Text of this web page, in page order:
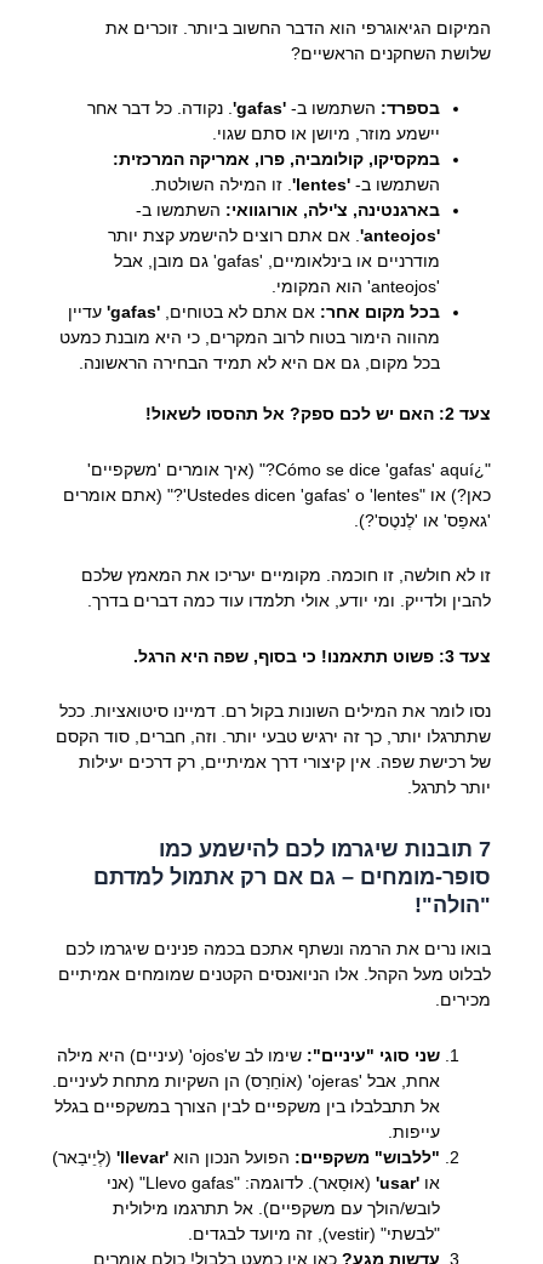
המיקום הגיאוגרפי הוא הדבר החשוב ביותר. זוכרים את
שלושת השחקנים הראשיים?
בספרד: השתמשו ב- 'gafas'
. נקודה. כל דבר אחר
יישמע מוזר, מיושן או סתם שגוי.
במקסיקו, קולומביה, פרו, אמריקה המרכזית:
השתמשו ב- 'lentes'
. זו המילה השולטת.
בארגנטינה, צ'ילה, אורוגוואי: השתמשו ב-
'anteojos'
. אם אתם רוצים להישמע קצת יותר
מודרניים או בינלאומיים, 'gafas' גם מובן, אבל
'anteojos' הוא המקומי.
בכל מקום אחר: אם אתם לא בטוחים, 'gafas'
עדיין
מהווה הימור בטוח לרוב המקרים, כי היא מובנת כמעט
בכל מקום, גם אם היא לא תמיד הבחירה הראשונה.
צעד 2: האם יש לכם ספק? אל תהססו לשאול!
"¿Cómo se dice 'gafas' aquí?" (איך אומרים 'משקפיים'
כאן?) או "Ustedes dicen 'gafas' o 'lentes'?" (אתם אומרים
'גאפַס' או 'לֶנטֶס'?).
זו לא חולשה, זו חוכמה. מקומיים יעריכו את המאמץ שלכם
להבין ולדייק. ומי יודע, אולי תלמדו עוד כמה דברים בדרך.
צעד 3: פשוט תתאמנו! כי בסוף, שפה היא הרגל.
נסו לומר את המילים השונות בקול רם. דמיינו סיטואציות. ככל
שתתרגלו יותר, כך זה ירגיש טבעי יותר. וזה, חברים, סוד הקסם
של רכישת שפה. אין קיצורי דרך אמיתיים, רק דרכים יעילות
יותר לתרגל.
7 תובנות שיגרמו לכם להישמע כמו
סופר-מומחים – גם אם רק אתמול למדתם
"הולה"!
בואו נרים את הרמה ונשתף אתכם בכמה פנינים שיגרמו לכם
לבלוט מעל הקהל. אלו הניואנסים הקטנים שמומחים אמיתיים
מכירים.
שני סוגי "עיניים":
שימו לב ש'ojos' (עיניים) היא מילה
אחת, אבל 'ojeras' (אוֹחֵרַס) הן השקיות מתחת לעיניים.
אל תתבלבלו בין משקפיים לבין הצורך במשקפיים בגלל
עייפות.
"ללבוש" משקפיים: הפועל הנכון הוא 'llevar'
(לְיֵיבַאר)
או 'usar'
(אוּסַאר). לדוגמה: "Llevo gafas" (אני
לובש/הולך עם משקפיים). אל תתרגמו מילולית
"לבשתי" (vestir), זה מיועד לבגדים.
עדשות מגע?כאן אין כמעט בלבול! כולם אומרים